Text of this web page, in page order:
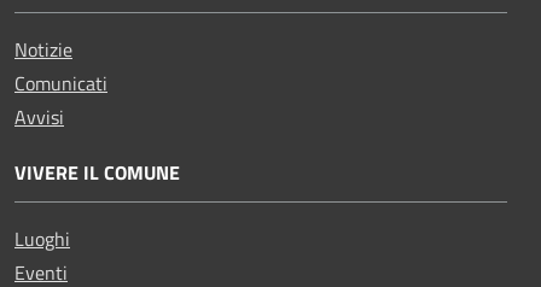
Notizie
Comunicati
Avvisi
VIVERE IL COMUNE
Luoghi
Eventi